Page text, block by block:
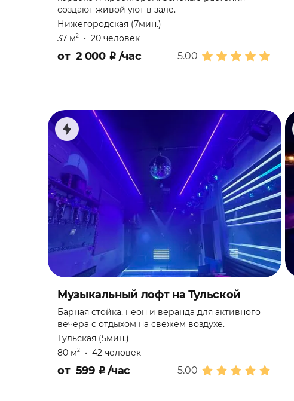
создают живой уют в зале.
Нижегородская (7мин.)
37 м2 • 20 человек
5.00
от 2 000 ₽ /час
Музыкальный лофт на Тульской
Барная стойка, неон и веранда для активного
вечера с отдыхом на свежем воздухе.
Тульская (5мин.)
80 м2 • 42 человек
5.00
от 599 ₽/час